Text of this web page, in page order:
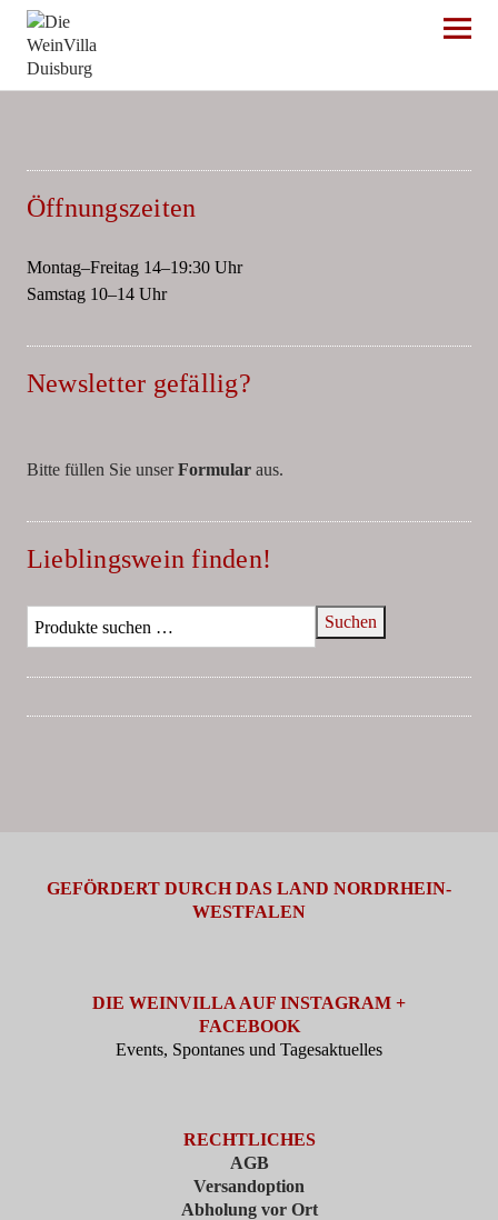
Die WeinVilla Duisburg
Öffnungszeiten
Montag–Freitag 14–19:30 Uhr
Samstag 10–14 Uhr
Newsletter gefällig?
Bitte füllen Sie unserFormularaus.
Lieblingswein finden!
Suchen
GEFÖRDERT DURCH DAS LAND NORDRHEIN-
WESTFALEN
DIE WEINVILLA AUF INSTAGRAM +
FACEBOOK
Events, Spontanes und Tagesaktuelles
RECHTLICHES
AGB
Versandoption
Abholung vor Ort